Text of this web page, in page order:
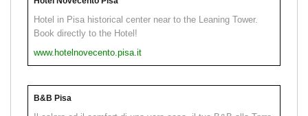
Hotel in Pisa historical center near to the Leaning Tower.
Book directly to the Hotel!
www.hotelnovecento.pisa.it
B&B Pisa